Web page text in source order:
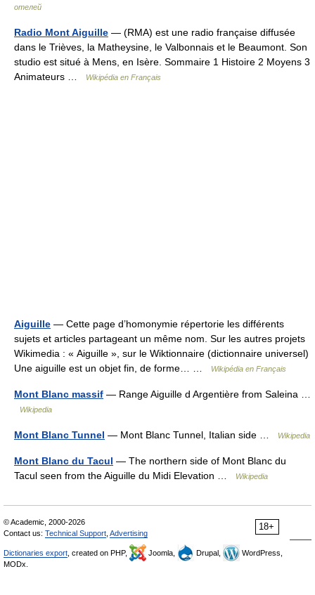
отелей
Radio Mont Aiguille — (RMA) est une radio française diffusée
dans le Trièves, la Matheysine, le Valbonnais et le Beaumont. Son
studio est situé à Mens, en Isère. Sommaire 1 Histoire 2 Moyens 3
Animateurs …
Wikipédia en Français
Aiguille — Cette page d’homonymie répertorie les différents
sujets et articles partageant un même nom. Sur les autres projets
Wikimedia : « Aiguille », sur le Wiktionnaire (dictionnaire universel)
Une aiguille est un objet fin, de forme… …
Wikipédia en Français
Mont Blanc massif — Range Aiguille d Argentière from Saleina …
Wikipedia
Mont Blanc Tunnel — Mont Blanc Tunnel, Italian side … Wikipedia
Mont Blanc du Tacul — The northern side of Mont Blanc du
Tacul seen from the Aiguille du Midi Elevation …
Wikipedia
18+
© Academic, 2000-2026
Contact us: Technical Support Advertising
Dictionaries export , created on PHP, Joomla, Drupal,
WordPress,
MODx.